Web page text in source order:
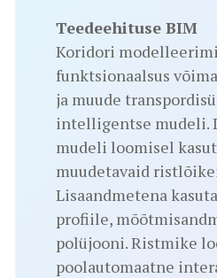
Teedeehituse BIM
Koridori
funktsionaalsus
ja muude
intelligentse mudeli.
mudeli loomisel
muudetavaid
Lisaandmetena
profiile,
polüjooni. Ristmike
poolautomaatne